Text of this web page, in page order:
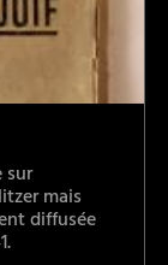
sur
mais
diffusée